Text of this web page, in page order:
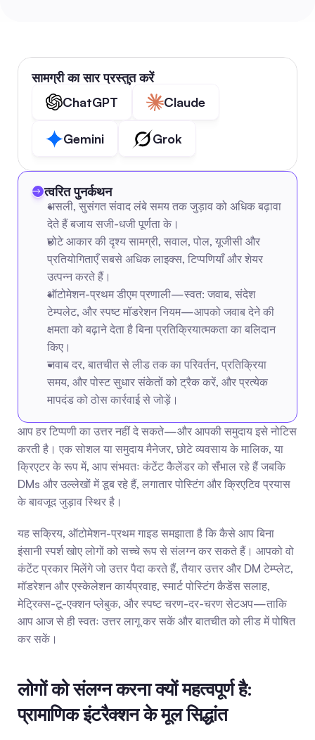
सामग्री का सार प्रस्तुत करें
ChatGPT
Claude
Gemini Grok
त्वरित पुनर्कथन
असली, सुसंगत संवाद लंबे समय तक जुड़ाव को अधिक बढ़ावा
देते हैं बजाय सजी-धजी पूर्णता के।
छोटे आकार की दृश्य सामग्री, सवाल, पोल, यूजीसी और
प्रतियोगिताएँ सबसे अधिक लाइक्स, टिप्पणियाँ और शेयर
उत्पन्न करते हैं।
ऑटोमेशन-प्रथम डीएम प्रणाली—स्वत: जवाब, संदेश
टेम्पलेट, और स्पष्ट मॉडरेशन नियम—आपको जवाब देने की
क्षमता को बढ़ाने देता है बिना प्रतिक्रियात्मकता का बलिदान
किए।
जवाब दर, बातचीत से लीड तक का परिवर्तन, प्रतिक्रिया
समय, और पोस्ट सुधार संकेतों को ट्रैक करें, और प्रत्येक
मापदंड को ठोस कार्रवाई से जोड़ें।
आप हर टिप्पणी का उत्तर नहीं दे सकते—और आपकी समुदाय इसे नोटिस
करती है। एक सोशल या समुदाय मैनेजर, छोटे व्यवसाय के मालिक, या
क्रिएटर के रूप में, आप संभवतः कंटेंट कैलेंडर को सँभाल रहे हैं जबकि
DMs और उल्लेखों में डूब रहे हैं, लगातार पोस्टिंग और क्रिएटिव प्रयास
के बावजूद जुड़ाव स्थिर है।
यह सक्रिय, ऑटोमेशन-प्रथम गाइड समझाता है कि कैसे आप बिना
इंसानी स्पर्श खोए लोगों को सच्चे रूप से संलग्न कर सकते हैं। आपको वो
कंटेंट प्रकार मिलेंगे जो उत्तर पैदा करते हैं, तैयार उत्तर और DM टेम्प्लेट,
मॉडरेशन और एस्केलेशन कार्यप्रवाह, स्मार्ट पोस्टिंग कैडेंस सलाह,
मेट्रिक्स-टू-एक्शन प्लेबुक, और स्पष्ट चरण-दर-चरण सेटअप—ताकि
आप आज से ही स्वतः उत्तर लागू कर सकें और बातचीत को लीड में पोषित
कर सकें।
लोगों को संलग्न करना क्यों महत्वपूर्ण है:
प्रामाणिक इंटरैक्शन के मूल सिद्धांत